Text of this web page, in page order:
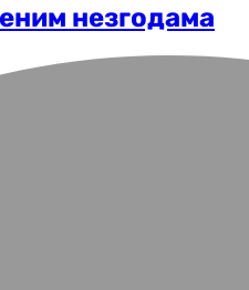
незгодама